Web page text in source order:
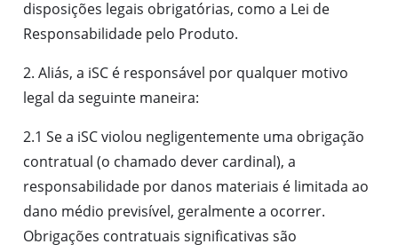
disposições legais obrigatórias, como a Lei de
Responsabilidade pelo Produto.
2. Aliás, a iSC é responsável por qualquer motivo
legal da seguinte maneira:
2.1 Se a iSC violou negligentemente uma obrigação
contratual (o chamado dever cardinal), a
responsabilidade por danos materiais é limitada ao
dano médio previsível, geralmente a ocorrer.
Obrigações contratuais significativas são